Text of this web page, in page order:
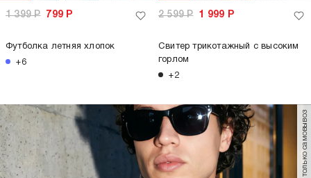
1 399Р 799 Р
Футболка летняя хлопок
+6
2 599Р 1 999 Р
Свитер трикотажный с высоким
горлом
+2
только самовывоз